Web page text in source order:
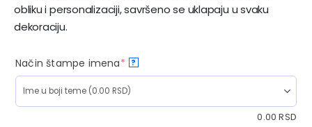
obliku i personalizaciji, savršeno se uklapaju u svaku
dekoraciju.
Način štampe imena* ?
0.00RSD